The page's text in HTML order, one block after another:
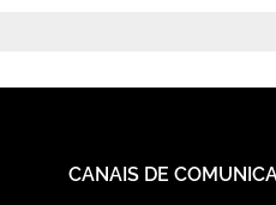
CANAIS DE